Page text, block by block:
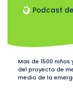
Podcast
Mas de 1500
del proyecto de
medio de la